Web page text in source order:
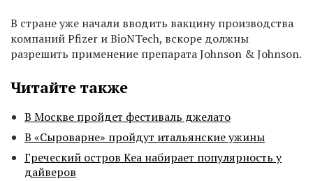
В стране уже начали вводить вакцину производства
компаний Pfizer и BioNTech, вскоре должны
разрешить применение препарата Johnson & Johnson.
Читайте также
В Москве пройдет фестиваль джелато
В «Сыроварне» пройдут итальянские ужины
Греческий остров Кеа набирает популярность у
дайверов